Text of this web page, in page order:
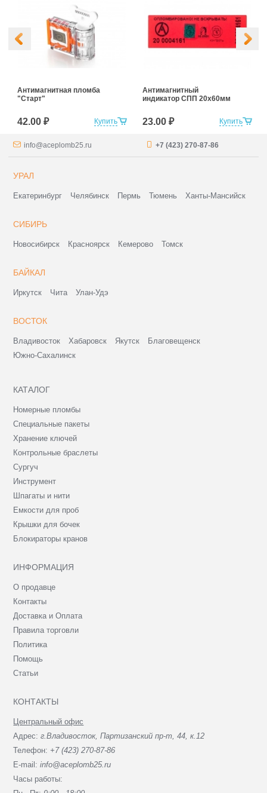
Купить
Антимагнитная пломба
"Старт"
42.00 ₽ Купить
Антимагнитный
индикатор СПП 20х60мм
23.00 ₽
info@aceplomb25.ru +7 (423) 270-87-86
УРАЛ
Екатеринбург Челябинск Пермь Тюмень Ханты-Мансийск
СИБИРЬ
Новосибирск Красноярск Кемерово Томск
БАЙКАЛ
Иркутск Чита Улан-Удэ
ВОСТОК
Владивосток Хабаровск Якутск
Благовещенск
Южно-Сахалинск
КАТАЛОГ
Номерные пломбы
Специальные пакеты
Хранение ключей
Контрольные браслеты
Сургуч
Инструмент
Шпагаты и нити
Емкости для проб
Крышки для бочек
Блокираторы кранов
ИНФОРМАЦИЯ
О продавце
Контакты
Доставка и Оплата
Правила торговли
Политика
Помощь
Статьи
КОНТАКТЫ
Центральный офис
Адрес:г.Владивосток, Партизанский пр-т, 44, к.12
Телефон: +7 (423) 270-87-86
E-mail:info@aceplomb25.ru
Часы работы: